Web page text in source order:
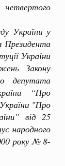
України у
Президента
України
Закону
депутата
“Про
"Про
від 25
народного
року№ 8-